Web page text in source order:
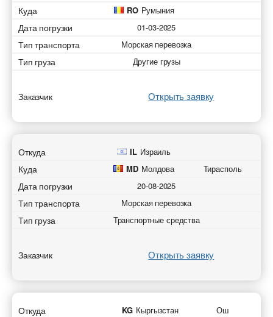
Куда RO Румыния
Дата погрузки 01-03-2025
Тип транспорта Морская перевозка
Тип груза Другие грузы
Заказчик Открыть заявку
Откуда IL Израиль
Куда MD Молдова Тирасполь
Дата погрузки 20-08-2025
Тип транспорта Морская перевозка
Тип груза Транспортные средства
Заказчик Открыть заявку
Откуда KG Кыргызстан Ош